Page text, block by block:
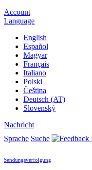
Account
Language
English
Español
Magyar
Français
Italiano
Polski
Čeština
Deutsch (AT)
Slovenský
Nachricht
Sprache Suche
Sendungsverfolgung